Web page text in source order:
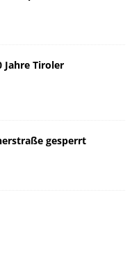
Jahre Tiroler
gesperrt